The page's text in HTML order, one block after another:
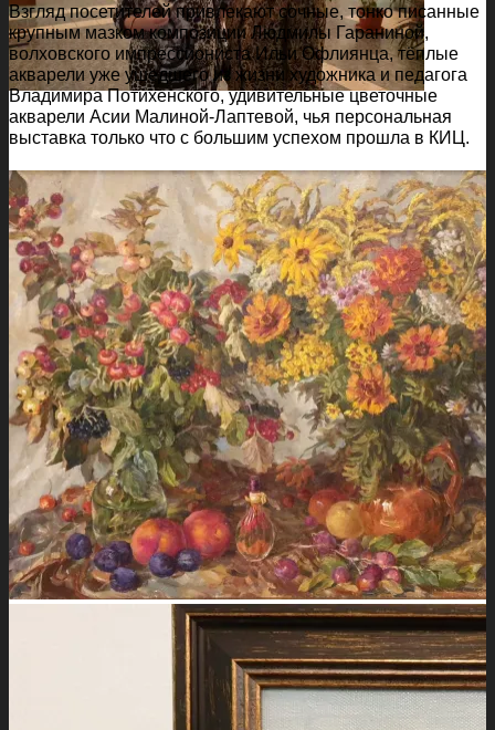
Взгляд посетителей привлекают сочные, тонко писанные
крупным мазком композиции Людмилы Гараниной,
волховского импрессиониста Ильи Офлиянца, тёплые
акварели уже ушедшего из жизни художника и педагога
Владимира Потихенского, удивительные цветочные
акварели Асии Малиной-Лаптевой, чья персональная
выставка только что с большим успехом прошла в КИЦ.